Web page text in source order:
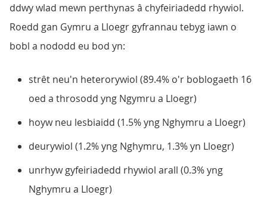
ddwy wlad mewn perthynas â chyfeiriadedd rhywiol.
Roedd gan Gymru a Lloegr gyfrannau tebyg iawn o
bobl a nododd eu bod yn:
strêt neu'n heterorywiol (89.4% o'r boblogaeth 16
oed a throsodd yng Ngymru a Lloegr)
hoyw neu lesbiaidd (1.5% yng Nghymru a Lloegr)
deurywiol (1.2% yng Nghymru, 1.3% yn Lloegr)
unrhyw gyfeiriadedd rhywiol arall (0.3% yng
Nghymru a Lloegr)